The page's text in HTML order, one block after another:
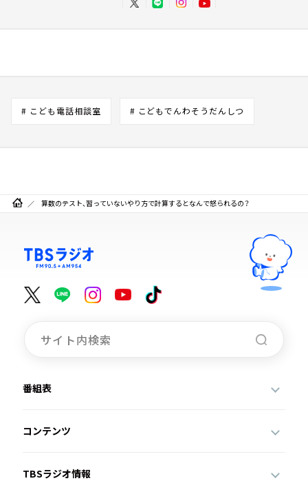
# こども電話相談室 # こどもでんわそうだんしつ
算数のテスト、習っていないやり方で計算するとなんで怒られるの？
番組表
コンテンツ
TBSラジオ情報